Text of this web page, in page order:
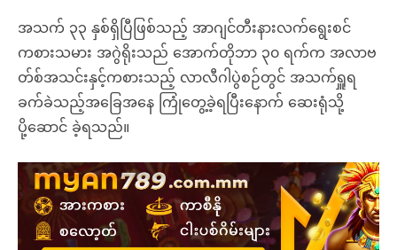
အသက် ၃၃ နှစ်ရှိပြီဖြစ်သည့် အာဂျင်တီးနားလက်ရွေးစင်
ကစားသမား အဂွဲရိုးသည် အောက်တိုဘာ ၃၀ ရက်က အလာဗ
တ်စ်အသင်းနှင့်ကစားသည့် လာလီဂါပွဲစဉ်တွင် အသက်ရှူရ
ခက်ခဲသည့်အခြေအနေ ကြုံတွေ့ခဲ့ရပြီးနောက် ဆေးရုံသို့
ပို့ဆောင် ခဲ့ရသည်။